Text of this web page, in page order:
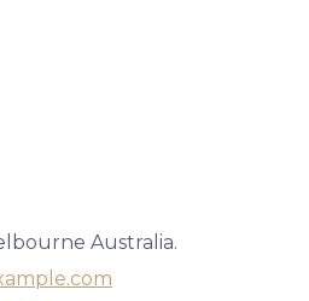
Australia.